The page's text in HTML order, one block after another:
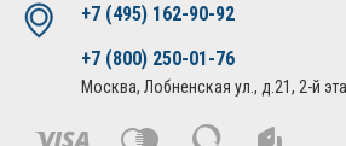
+7 (495) 162-90-92
+7 (800) 250-01-76
Москва, Лобненская ул., д.21, 2-й